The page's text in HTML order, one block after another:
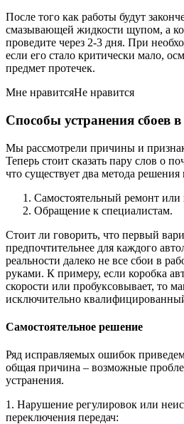
После того как работы будут
смазывающей жидкости щупом, а
проведите через 2-3 дня. При
если его стало критически мало,
предмет протечек.
Мне нравитсяНе нравится
Способы устранения сбоев в
Мы рассмотрели причины и
Теперь стоит сказать пару слов о
что существует два метода
Самостоятельный ремонт или
Обращение к специалистам.
Стоит ли говорить, что первый
предпочтительнее для каждого
реальности далеко не все сбои в
руками. К примеру, если коробка
скорости или пробуксовывает, то
исключительно
Самостоятельное решение
Ряд исправляемых ошибок
общая причина – возможные
устранения.
1. Нарушение регулировок или
переключения передач: